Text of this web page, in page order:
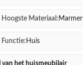
Hoogste Materiaal: Marmer
Functie: Huis
van het huismeubilair